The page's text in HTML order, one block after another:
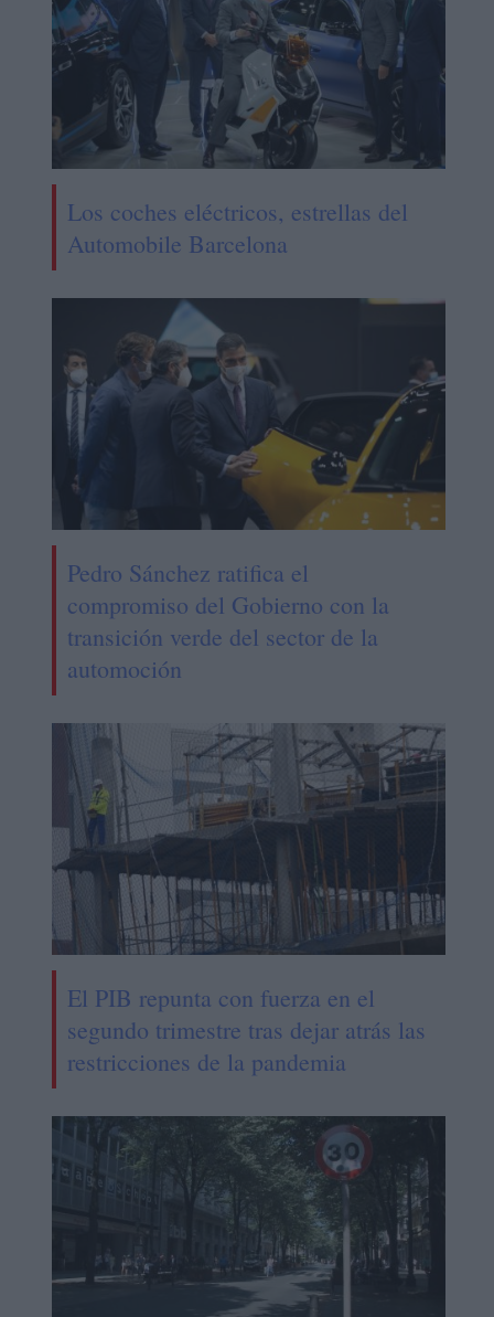
Los coches eléctricos, estrellas del
Automobile Barcelona
Pedro Sánchez ratifica el
compromiso del Gobierno con la
transición verde del sector de la
automoción
El PIB repunta con fuerza en el
segundo trimestre tras dejar atrás las
restricciones de la pandemia